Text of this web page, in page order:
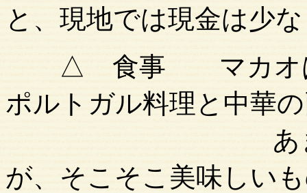
と、現地では現金は少
△ 食事 マカオはガ
ポルトガル料理と中華
あまり高級店
が、そこそこ美味しい